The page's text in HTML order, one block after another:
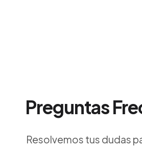
Preguntas
Resolvemos tus dudas